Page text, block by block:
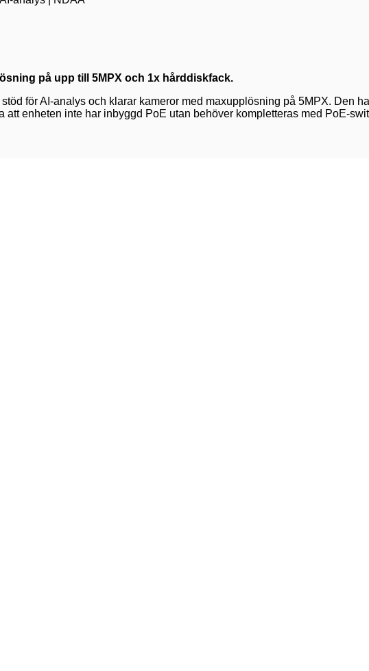
på upp till 5MPX och 1x hårddiskfack.
för AI-analys och klarar kameror med maxupplösning på 5MPX. Den
enheten inte har inbyggd PoE utan behöver kompletteras med PoE-